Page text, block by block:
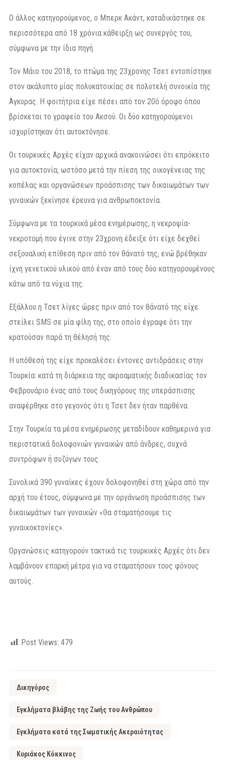
Ο άλλος κατηγορούμενος, ο Μπερκ Ακάντ, καταδικάστηκε σε
περισσότερα από 18 χρόνια κάθειρξη ως συνεργός του,
σύμφωνα με την ίδια πηγή.
Τον Μάιο του 2018, το πτώμα της 23χρονης Τσετ εντοπίστηκε
στον ακάλυπτο μίας πολυκατοικίας σε πολυτελή συνοικία της
Άγκυρας. Η φοιτήτρια είχε πέσει από τον 20ό όροφο όπου
βρίσκεται το γραφείο του Ακσού. Οι δύο κατηγορούμενοι
ισχυρίστηκαν ότι αυτοκτόνησε.
Οι τουρκικές Αρχές είχαν αρχικά ανακοινώσει ότι επρόκειτο
για αυτοκτονία, ωστόσο μετά την πίεση της οικογένειας της
κοπέλας και οργανώσεων προάσπισης των δικαιωμάτων των
γυναικών ξεκίνησε έρευνα για ανθρωποκτονία.
Σύμφωνα με τα τουρκικά μέσα ενημέρωσης, η νεκροψία-
νεκροτομή που έγινε στην 23χρονη έδειξε ότι είχε δεχθεί
σεξουαλική επίθεση πριν από τον θάνατό της, ενώ βρέθηκαν
ίχνη γενετικού υλικού από έναν από τους δύο κατηγορουμένους
κάτω από τα νύχια της.
Εξάλλου η Τσετ λίγες ώρες πριν από τον θάνατό της είχε
στείλει SMS σε μία φίλη της, στο οποίο έγραφε ότι την
κρατούσαν παρά τη θέλησή της.
Η υπόθεσή της είχε προκαλέσει έντονες αντιδράσεις στην
Τουρκία: κατά τη διάρκεια της ακροαματικής διαδικασίας τον
Φεβρουάριο ένας από τους δικηγόρους της υπεράσπισης
αναφέρθηκε στο γεγονός ότι η Τσετ δεν ήταν παρθένα.
Στην Τουρκία τα μέσα ενημέρωσης μεταδίδουν καθημερινά για
περιστατικά δολοφονιών γυναικών από άνδρες, συχνά
συντρόφων ή συζύγων τους.
Συνολικά 390 γυναίκες έχουν δολοφονηθεί στη χώρα από την
αρχή του έτους, σύμφωνα με την οργάνωση προάσπισης των
δικαιωμάτων των γυναικών «Θα σταματήσουμε τις
γυναικοκτονίες».
Οργανώσεις κατηγορούν τακτικά τις τουρκικές Αρχές ότι δεν
λαμβάνουν επαρκή μέτρα για να σταματήσουν τους φόνους
αυτούς.
Post Views: 479
Δικηγόρος
Εγκλήματα βλάβης της Ζωής του Ανθρώπου
Εγκλήματα κατά της Σωματικής Ακεραιότητας
Κυριάκος Κόκκινος